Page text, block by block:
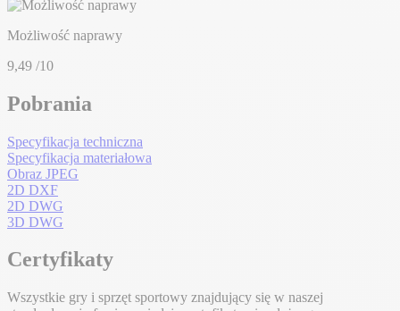
Możliwość naprawy
9,49 /10
Pobrania
Specyfikacja techniczna
Specyfikacja materiałowa
Obraz JPEG
2D DXF
2D DWG
3D DWG
Certyfikaty
Wszystkie gry i sprzęt sportowy znajdujący się w naszej